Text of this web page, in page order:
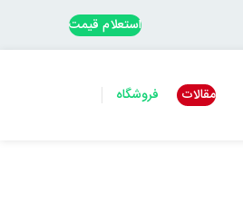
استعلام قیمت
مقالات فروشگاه